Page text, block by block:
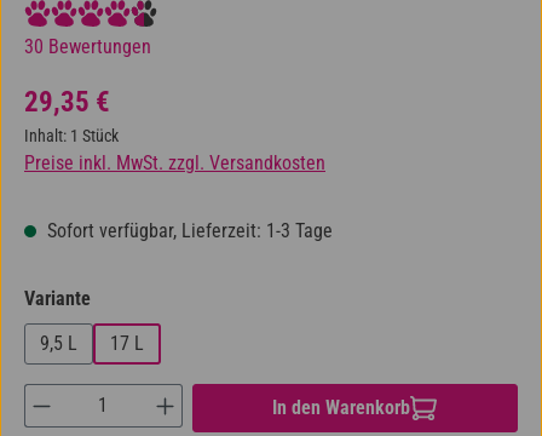
Durchschnittliche Bewertung von 4.6 von 5 Sternen
30 Bewertungen
Regulärer Preis:
29,35 €
Inhalt: 1 Stück
Preise inkl. MwSt. zzgl. Versandkosten
Sofort verfügbar, Lieferzeit: 1-3 Tage
Variante
9,5 L
17 L
Produkt Anzahl: Gib den gewünschten Wert
In den Warenkorb